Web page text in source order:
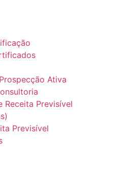
Ativa
Receita Previsível
Previsível